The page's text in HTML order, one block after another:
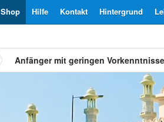
Hintergrund
Kontakt
Hilfe
Shop
Anfänger mit geringen